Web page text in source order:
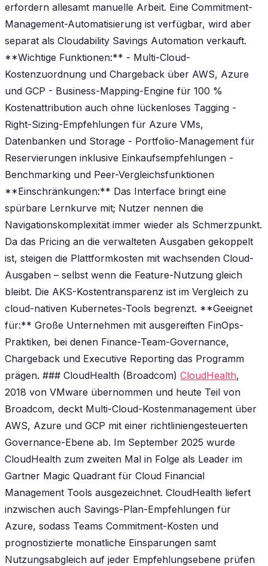
erfordern allesamt manuelle Arbeit. Eine Commitment-
Management-Automatisierung ist verfügbar, wird aber
separat als Cloudability Savings Automation verkauft.
**Wichtige Funktionen:** - Multi-Cloud-
Kostenzuordnung und Chargeback über AWS, Azure
und GCP - Business-Mapping-Engine für 100 %
Kostenattribution auch ohne lückenloses Tagging -
Right-Sizing-Empfehlungen für Azure VMs,
Datenbanken und Storage - Portfolio-Management für
Reservierungen inklusive Einkaufsempfehlungen -
Benchmarking und Peer-Vergleichsfunktionen
**Einschränkungen:** Das Interface bringt eine
spürbare Lernkurve mit; Nutzer nennen die
Navigationskomplexität immer wieder als Schmerzpunkt.
Da das Pricing an die verwalteten Ausgaben gekoppelt
ist, steigen die Plattformkosten mit wachsenden Cloud-
Ausgaben – selbst wenn die Feature-Nutzung gleich
bleibt. Die AKS-Kostentransparenz ist im Vergleich zu
cloud-nativen Kubernetes-Tools begrenzt. **Geeignet
für:** Große Unternehmen mit ausgereiften FinOps-
Praktiken, bei denen Finance-Team-Governance,
Chargeback und Executive Reporting das Programm
prägen. ### CloudHealth (Broadcom) CloudHealth,
2018 von VMware übernommen und heute Teil von
Broadcom, deckt Multi-Cloud-Kostenmanagement über
AWS, Azure und GCP mit einer richtliniengesteuerten
Governance-Ebene ab. Im September 2025 wurde
CloudHealth zum zweiten Mal in Folge als Leader im
Gartner Magic Quadrant für Cloud Financial
Management Tools ausgezeichnet. CloudHealth liefert
inzwischen auch Savings-Plan-Empfehlungen für
Azure, sodass Teams Commitment-Kosten und
prognostizierte monatliche Einsparungen samt
Nutzungsabgleich auf jeder Empfehlungsebene prüfen